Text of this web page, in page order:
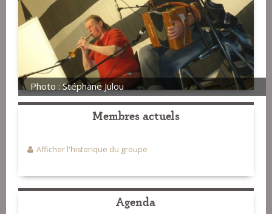
Photo : Stéphane Julou
Membres actuels
Afficher l'historique du groupe
Agenda